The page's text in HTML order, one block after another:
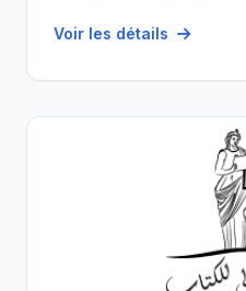
Voir les détails